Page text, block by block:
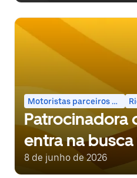
aplicativo
Motoristas parceiros e entregadores
Patrocinadora
entra na
lança avaliação
8 de junho de 2026